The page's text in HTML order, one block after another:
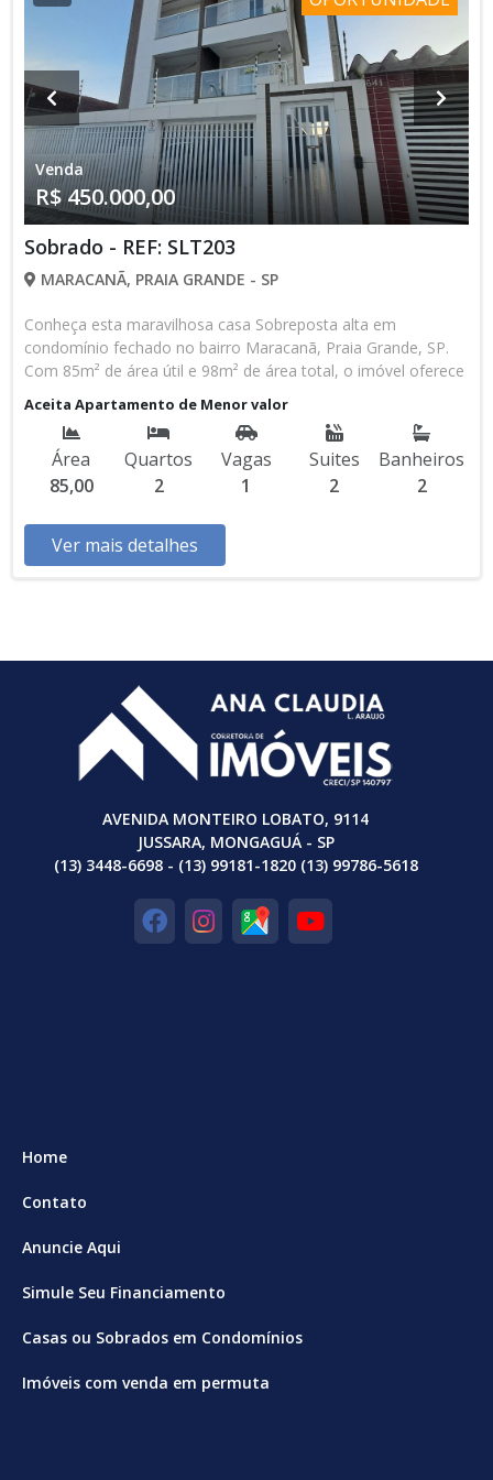
Venda
R$ 450.000,00
Sobrado - REF: SLT203
MARACANÃ, PRAIA GRANDE - SP
Conheça esta maravilhosa casa Sobreposta alta em
condomínio fechado no bairro Maracanã, Praia Grande, SP.
Com 85m² de área útil e 98m² de área total, o imóvel oferece
conforto e segurança para toda a família. São 2 quartos,
ambos suítes, garantindo privacidade e comodidade, além de
uma ampla sala americana, ideal para momentos de
convivência e lazer. O acabamento em porcelanato confere
um toque de sofisticação e facilidade na limpeza. A casa está
vista privilegiada e maior ventilação natural. Além disso,
dispõe de uma vaga de garagem compartilhada , garantindo
de vida. Esta é a oportunidade perfeita para quem deseja
adquirir uma casa confortável a 500metros da praia ,
moderna e bem localizada em Praia Grande. Agende uma
visita e encante-se com seu novo lar! Aceita Imóvel de Menor
Aceita Apartamento de Menor valor
Área
85,00
Quartos
2
Vagas
1
Suites
2
Banheiros
2
Ver mais detalhes
AVENIDA MONTEIRO LOBATO, 9114
JUSSARA, MONGAGUÁ - SP
(13) 3448-6698 - (13) 99181-1820 (13) 99786-5618
Home
Contato
Anuncie Aqui
Simule Seu Financiamento
Casas ou Sobrados em Condomínios
Imóveis com venda em permuta